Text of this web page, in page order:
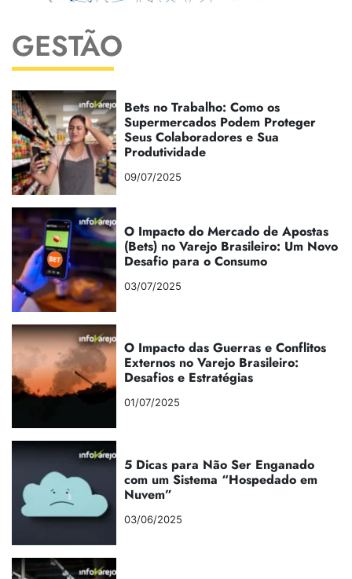
GESTÃO
Bets no Trabalho: Como os
Supermercados Podem Proteger
Seus Colaboradores e Sua
Produtividade
09/07/2025
O Impacto do Mercado de Apostas
(Bets) no Varejo Brasileiro: Um Novo
Desafio para o Consumo
03/07/2025
O Impacto das Guerras e Conflitos
Externos no Varejo Brasileiro:
Desafios e Estratégias
01/07/2025
5 Dicas para Não Ser Enganado
com um Sistema “Hospedado em
Nuvem”
03/06/2025